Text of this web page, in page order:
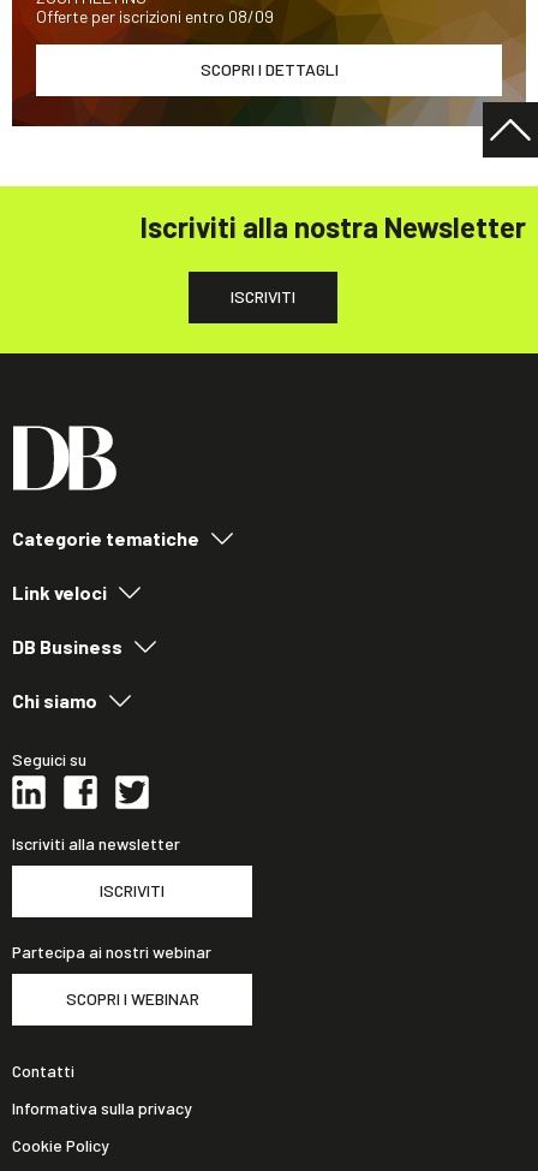
Offerte per iscrizioni entro 08/09
SCOPRI I DETTAGLI
Iscriviti alla nostra Newsletter
ISCRIVITI
Categorie tematiche
Link veloci
DB Business
Chi siamo
Seguici su
Iscriviti alla newsletter
ISCRIVITI
Partecipa ai nostri webinar
SCOPRI I WEBINAR
Contatti
Informativa sulla privacy
Cookie Policy